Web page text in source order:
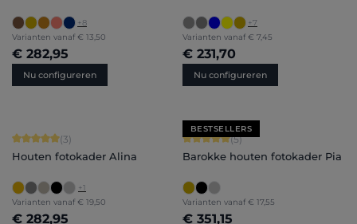
+8
Varianten vanaf € 13,50
€ 282,95
Nu configureren
+7
Varianten vanaf € 7,45
€ 231,70
Nu configureren
Gemiddelde score van 5 op 5 sterren
(3)
Houten fotokader Alina
+1
Varianten vanaf € 19,50
€ 282,95
BESTSELLERS
Gemiddelde score van 5 op 5 sterren
(5)
Barokke houten fotokader Pia
Varianten vanaf € 17,55
€ 351,15